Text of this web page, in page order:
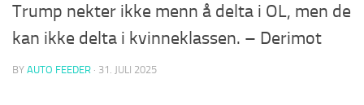
Trump nekter ikke menn å delta i OL, men de
kan ikke delta i kvinneklassen. – Derimot
BY AUTO FEEDER · 31. JULI 2025